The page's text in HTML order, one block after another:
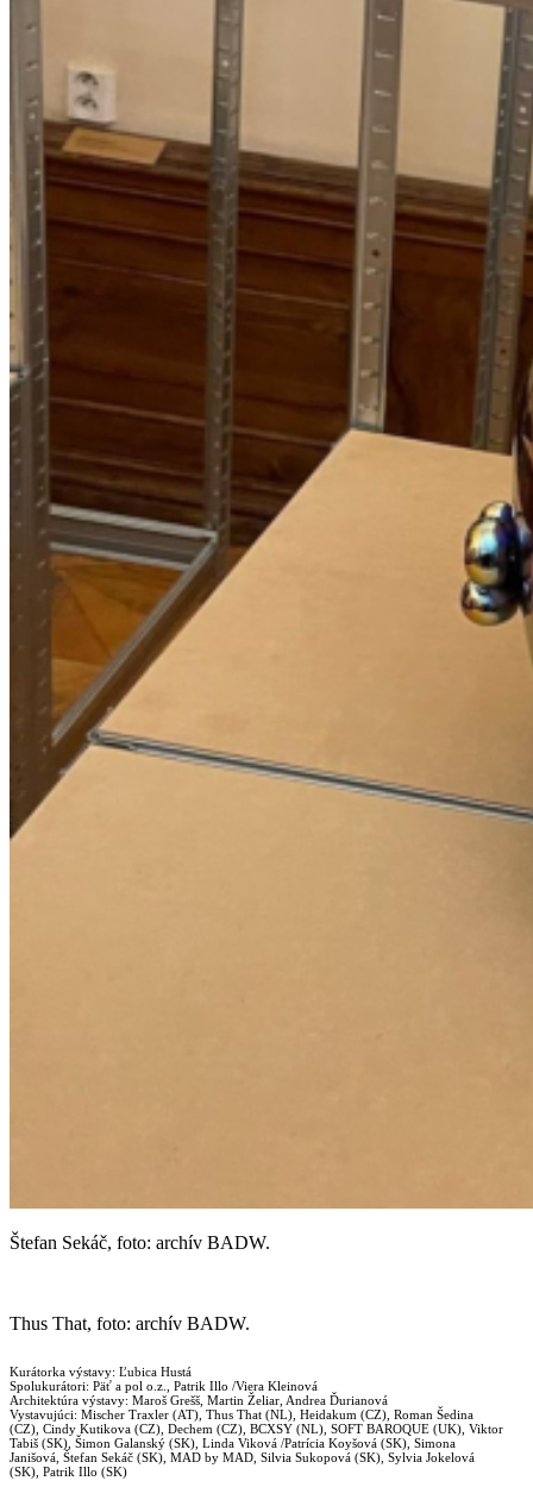
Štefan Sekáč, foto: archív BADW.
Thus That, foto: archív BADW.
Kurátorka výstavy: Ľubica Hustá
Spolukurátori: Päť a pol o.z., Patrik Illo /Viera Kleinová
Architektúra výstavy: Maroš Grešš, Martin Želiar, Andrea Ďurianová
Vystavujúci: Mischer Traxler (AT), Thus That (NL), Heidakum (CZ), Roman Šedina
(CZ), Cindy Kutikova (CZ), Dechem (CZ), BCXSY (NL), SOFT BAROQUE (UK), Viktor
Tabiš (SK), Šimon Galanský (SK), Linda Viková /Patrícia Koyšová (SK), Simona
Janišová, Štefan Sekáč (SK), MAD by MAD, Silvia Sukopová (SK), Sylvia Jokelová
(SK), Patrik Illo (SK)